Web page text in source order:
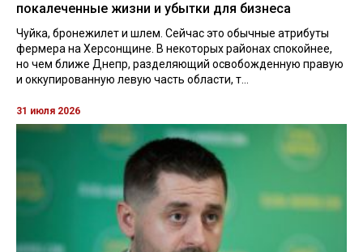
покалеченные жизни и убытки для бизнеса
Чуйка, бронежилет и шлем. Сейчас это обычные атрибуты
фермера на Херсонщине. В некоторых районах спокойнее,
но чем ближе Днепр, разделяющий освобожденную правую
и оккупированную левую часть области, т...
31 июля 2026